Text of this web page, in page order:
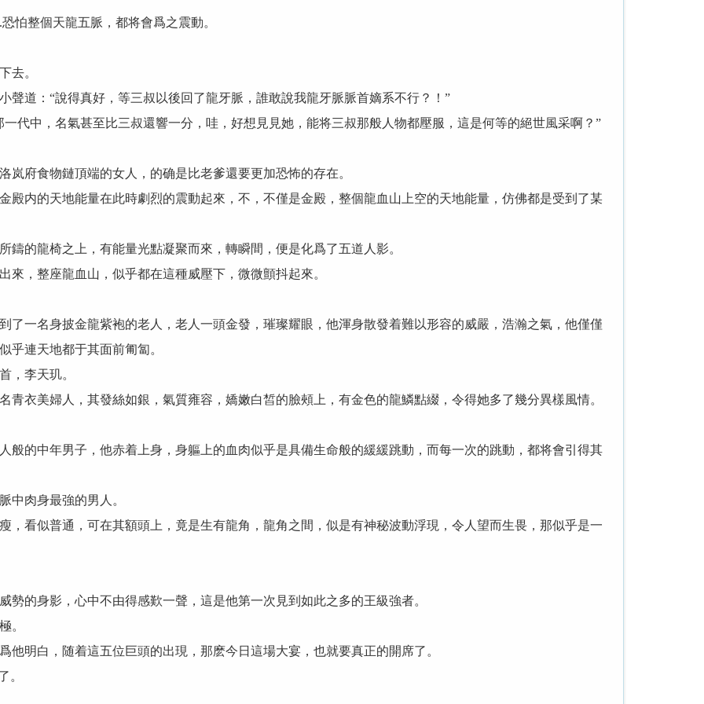
整個天龍五脈，都将會爲之震動。
去。
：“說得真好，等三叔以後回了龍牙脈，誰敢說我龍牙脈脈首嫡系不行？！”
中，名氣甚至比三叔還響一分，哇，好想見見她，能将三叔那般人物都壓服，這是何等的絕世風采啊？”
食物鏈頂端的女人，的确是比老爹還要更加恐怖的存在。
的天地能量在此時劇烈的震動起來，不，不僅是金殿，整個龍血山上空的天地能量，仿佛都是受到了某
龍椅之上，有能量光點凝聚而來，轉瞬間，便是化爲了五道人影。
整座龍血山，似乎都在這種威壓下，微微顫抖起來。
名身披金龍紫袍的老人，老人一頭金發，璀璨耀眼，他渾身散發着難以形容的威嚴，浩瀚之氣，他僅僅
乎連天地都于其面前匍匐。
李天玑。
美婦人，其發絲如銀，氣質雍容，嬌嫩白皙的臉頰上，有金色的龍鱗點綴，令得她多了幾分異樣風情。
中年男子，他赤着上身，身軀上的血肉似乎是具備生命般的緩緩跳動，而每一次的跳動，都将會引得其
肉身最強的男人。
似普通，可在其額頭上，竟是生有龍角，龍角之間，似是有神秘波動浮現，令人望而生畏，那似乎是一
身影，心中不由得感歎一聲，這是他第一次見到如此之多的王級強者。
。
白，随着這五位巨頭的出現，那麽今日這場大宴，也就要真正的開席了。
。